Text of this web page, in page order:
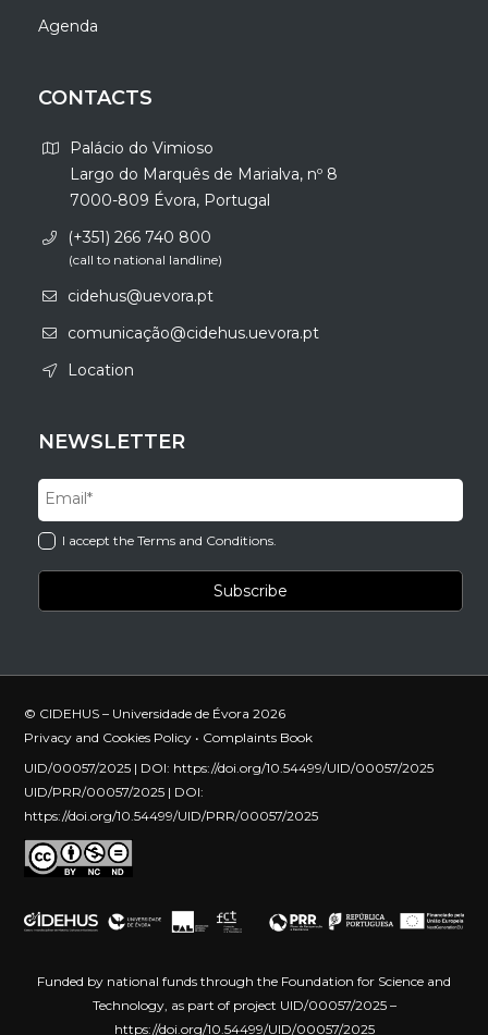
Agenda
CONTACTS
Palácio do Vimioso
Largo do Marquês de Marialva, nº 8
7000-809 Évora, Portugal
(+351) 266 740 800
(call to national landline)
cidehus@uevora.pt
comunicação@cidehus.uevora.pt
Location
NEWSLETTER
I accept the Terms and Conditions.
© CIDEHUS – Universidade de Évora 2026
Privacy and Cookies Policy • Complaints Book
UID/00057/2025 | DOI: https://doi.org/10.54499/UID/00057/2025
UID/PRR/00057/2025 | DOI:
https://doi.org/10.54499/UID/PRR/00057/2025
Funded by national funds through the Foundation for Science and
Technology, as part of project UID/00057/2025 –
https://doi.org/10.54499/UID/00057/2025